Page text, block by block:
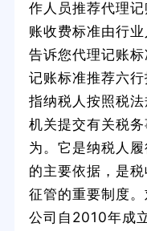
作人员推荐代理
账收费标准由行
告诉您代理记账
记账标准推荐六
指纳税人按照税
机关提交有关税
为。它是纳税人
的主要依据，是
征管的重要制度
公司自2010年成